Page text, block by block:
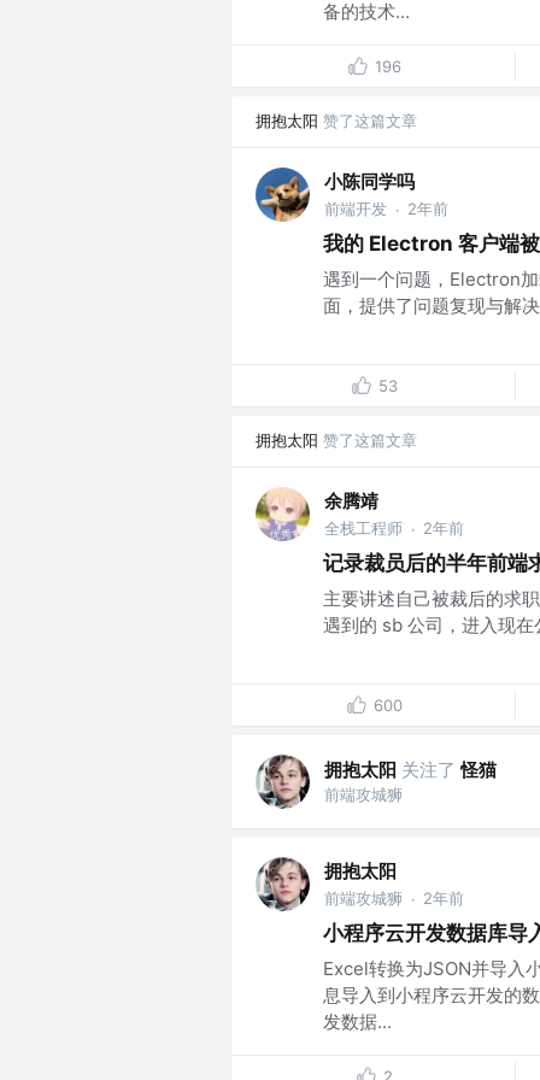
备的技术...
196
拥抱太阳 赞了这篇文章
小陈同学吗
前端开发 · 2年前
我的 Electron 客户端
遇到一个问题，Electron
面，提供了问题复现与解
53
拥抱太阳 赞了这篇文章
余腾靖
全栈工程师 · 2年前
记录裁员后的半年前端
主要讲述自己被裁后的求
遇到的 sb 公司，进入现
600
拥抱太阳 关注了 怪猫
前端攻城狮
拥抱太阳
前端攻城狮 · 2年前
小程序云开发数据库导
Excel转换为JSON并导入
息导入到小程序云开发的
发数据...